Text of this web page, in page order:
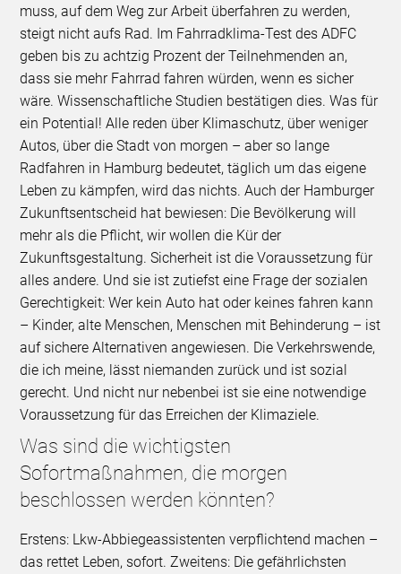
muss, auf dem Weg zur Arbeit überfahren zu werden,
steigt nicht aufs Rad. Im Fahrradklima-Test des ADFC
geben bis zu achtzig Prozent der Teilnehmenden an,
dass sie mehr Fahrrad fahren würden, wenn es sicher
wäre. Wissenschaftliche Studien bestätigen dies. Was für
ein Potential! Alle reden über Klimaschutz, über weniger
Autos, über die Stadt von morgen – aber so lange
Radfahren in Hamburg bedeutet, täglich um das eigene
Leben zu kämpfen, wird das nichts. Auch der Hamburger
Zukunftsentscheid hat bewiesen: Die Bevölkerung will
mehr als die Pflicht, wir wollen die Kür der
Zukunftsgestaltung. Sicherheit ist die Voraussetzung für
alles andere. Und sie ist zutiefst eine Frage der sozialen
Gerechtigkeit: Wer kein Auto hat oder keines fahren kann
– Kinder, alte Menschen, Menschen mit Behinderung – ist
auf sichere Alternativen angewiesen. Die Verkehrswende,
die ich meine, lässt niemanden zurück und ist sozial
gerecht. Und nicht nur nebenbei ist sie eine notwendige
Voraussetzung für das Erreichen der Klimaziele.
Was sind die wichtigsten
Sofortmaßnahmen, die morgen
beschlossen werden könnten?
Erstens: Lkw-Abbiegeassistenten verpflichtend machen –
das rettet Leben, sofort. Zweitens: Die gefährlichsten